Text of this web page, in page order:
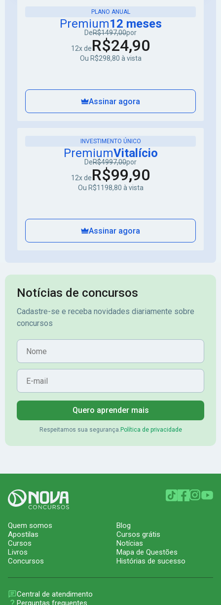
PLANO ANUAL
Premium12 meses
DeR$1497,00por
12x deR$24,90
Ou R$298,80 à vista
Assinar agora
INVESTIMENTO ÚNICO
PremiumVitalício
DeR$4997,00por
12x deR$99,90
Ou R$1198,80 à vista
Assinar agora
Notícias de concursos
Cadastre-se e receba novidades diariamente sobre
concursos
Nome
E-mail
Quero aprender mais
Respeitamos sua segurança. Política de privacidade
Quem somos
Apostilas
Cursos
Livros
Concursos
Blog
Cursos grátis
Notícias
Mapa de Questões
Histórias de sucesso
Central de atendimento
Perguntas frequentes